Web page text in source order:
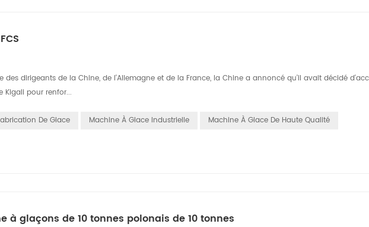
dirigeants de la Chine, de l'Allemagne et de la France, la Chine a annoncé qu'il avait décidé
Kigali pour renfor...
De Glace Machine À Glace Industrielle Machine À Glace De Haute Qualité
à glaçons de 10 tonnes polonais de 10 tonnes